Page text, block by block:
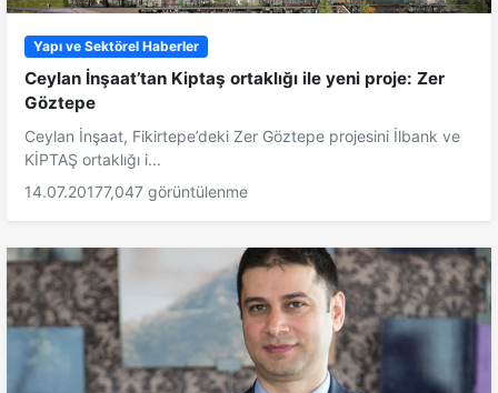
Yapı ve Sektörel Haberler
Ceylan İnşaat’tan Kiptaş ortaklığı ile yeni proje: Zer
Göztepe
Ceylan İnşaat, Fikirtepe’deki Zer Göztepe projesini İlbank ve
KİPTAŞ ortaklığı i...
14.07.20177,047 görüntülenme